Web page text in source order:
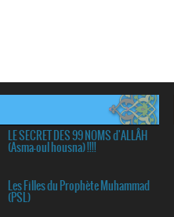
LE SECRET DES 99 NOMS d'ALLÂH
(Asma-oul housna) !!!!
Les Filles du Prophète Muhammad
(PSL)